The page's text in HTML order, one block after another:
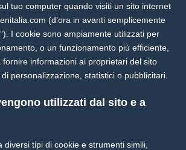
tuo computer quando visiti un sito internet
(d’ora in avanti semplicemente
I cookie sono ampiamente utilizzati per
o un funzionamento più efficiente,
fornire informazioni ai proprietari del sito
personalizzazione, statistici o pubblicitari.
utilizzati dal sito e a
diversi tipi di cookie e strumenti simili,